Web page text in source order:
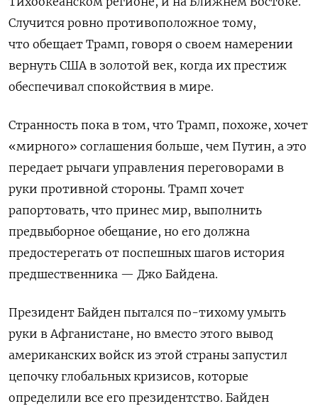
Случится ровно противоположное тому,
что обещает Трамп, говоря о своем намерении
вернуть США в золотой век, когда их престиж
обеспечивал спокойствия в мире.
Странность пока в том, что Трамп, похоже, хочет
«мирного» соглашения больше, чем Путин, а это
передает рычаги управления переговорами в
руки противной стороны. Трамп хочет
рапортовать, что принес мир, выполнить
предвыборное обещание, но его должна
предостерегать от поспешных шагов история
предшественника — Джо Байдена.
Президент Байден пытался по-тихому умыть
руки в Афганистане, но вместо этого вывод
американских войск из этой страны запустил
цепочку глобальных кризисов, которые
определили все его президентство. Байден